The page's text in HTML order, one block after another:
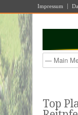
Impressum
Top